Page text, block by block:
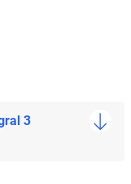
3